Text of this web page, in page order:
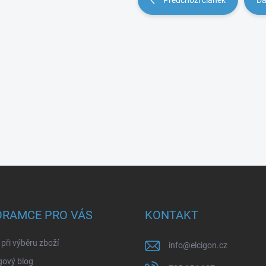
PRO VÁS
při výběru zboží
blog
KONTAKT
info@elcigon.cz